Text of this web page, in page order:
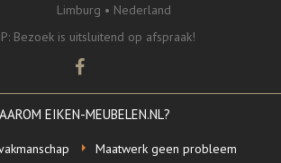
Limburg • Nederland
Bezoek is uitsluitend op afspraak!
EIKEN-MEUBELEN.NL?
Maatwerk geen probleem